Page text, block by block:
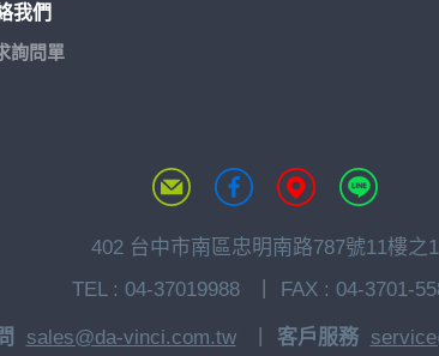
我們
詢問單
402 台中市南區忠明南路787號11樓之1
TEL : 04-37019988 FAX : 04-3701-
sales@da-vinci.com.tw 客戶服務